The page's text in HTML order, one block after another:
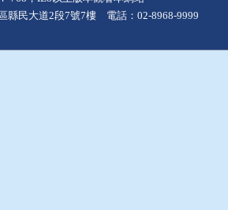
縣民大道2段7號7樓 電話：02-8968-9999